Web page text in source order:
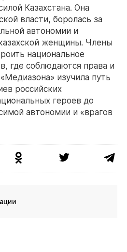
Казахстана. Она
власти, боролась за
автономии и
женщины. Члены
национальное
где соблюдаются права и
изучила путь
российских
героев до
автономии и «врагов